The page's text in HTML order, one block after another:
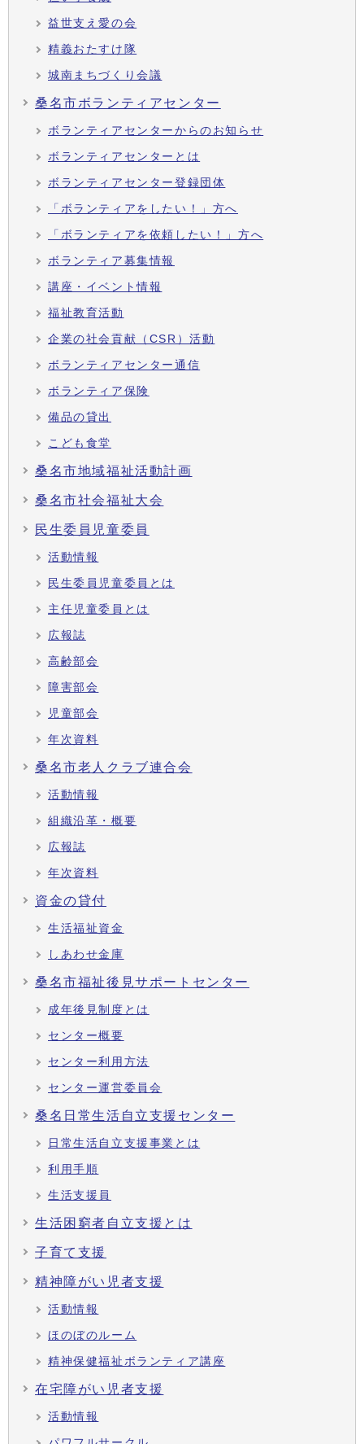
益世支え愛の会
精義おたすけ隊
城南まちづくり会議
桑名市ボランティアセンター
ボランティアセンターからのお知らせ
ボランティアセンターとは
ボランティアセンター登録団体
「ボランティアをしたい！」方へ
「ボランティアを依頼したい！」方へ
ボランティア募集情報
講座・イベント情報
福祉教育活動
企業の社会貢献（CSR）活動
ボランティアセンター通信
ボランティア保険
備品の貸出
こども食堂
桑名市地域福祉活動計画
桑名市社会福祉大会
民生委員児童委員
活動情報
民生委員児童委員とは
主任児童委員とは
広報誌
高齢部会
障害部会
児童部会
年次資料
桑名市老人クラブ連合会
活動情報
組織沿革・概要
広報誌
年次資料
資金の貸付
生活福祉資金
しあわせ金庫
桑名市福祉後見サポートセンター
成年後見制度とは
センター概要
センター利用方法
センター運営委員会
桑名日常生活自立支援センター
日常生活自立支援事業とは
利用手順
生活支援員
生活困窮者自立支援とは
子育て支援
精神障がい児者支援
活動情報
ほのぼのルーム
精神保健福祉ボランティア講座
在宅障がい児者支援
活動情報